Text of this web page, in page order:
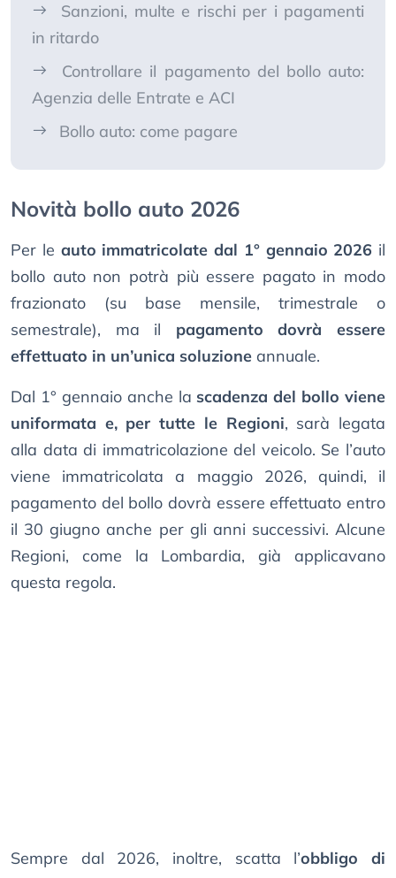
Sanzioni, multe e rischi per i pagamenti
in ritardo
Controllare il pagamento del bollo auto:
Agenzia delle Entrate e ACI
Bollo auto: come pagare
Novità bollo auto 2026
Per le auto immatricolate dal 1° gennaio 2026 il
bollo auto non potrà più essere pagato in modo
frazionato (su base mensile, trimestrale o
semestrale), ma il pagamento dovrà essere
effettuato in un’unica soluzione annuale.
Dal 1° gennaio anche la scadenza del bollo viene
uniformata e, per tutte le Regioni, sarà legata
alla data di immatricolazione del veicolo. Se l’auto
viene immatricolata a maggio 2026, quindi, il
pagamento del bollo dovrà essere effettuato entro
il 30 giugno anche per gli anni successivi. Alcune
Regioni, come la Lombardia, già applicavano
questa regola.
Sempre dal 2026, inoltre, scatta l’obbligo di